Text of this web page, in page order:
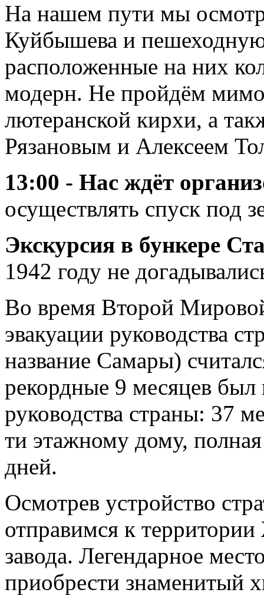
На нашем пути мы
Куйбышева и
расположенные на них
модерн. Не пройдём мимо
лютеранской кирхи, а
Рязановым и Алексеем
13:00 - Нас ждёт
осуществлять спуск под
Экскурсия в бункере
1942 году не
Во время Второй
эвакуации руководства
название Самары)
рекордные 9 месяцев
руководства страны: 37
ти этажному дому,
дней.
Осмотрев устройство
отправимся к
завода. Легендарное
приобрести знаменитый